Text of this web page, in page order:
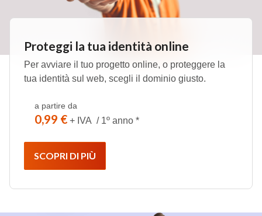
Proteggi la tua identità online
Per avviare il tuo progetto online, o proteggere la
tua identità sul web, scegli il dominio giusto.
a partire da
0,99 € + IVA / 1º anno *
SCOPRI DI PIÙ